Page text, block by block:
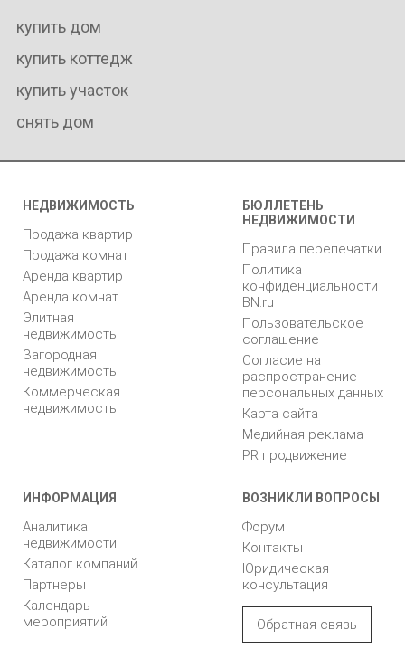
купить дом
купить коттедж
купить участок
снять дом
НЕДВИЖИМОСТЬ
Продажа квартир
Продажа комнат
Аренда квартир
Аренда комнат
Элитная
недвижимость
Загородная
недвижимость
Коммерческая
недвижимость
БЮЛЛЕТЕНЬ
НЕДВИЖИМОСТИ
Правила перепечатки
Политика
конфиденциальности
BN.ru
Пользовательское
соглашение
Согласие на
распространение
персональных данных
Карта сайта
Медийная реклама
PR продвижение
ИНФОРМАЦИЯ
Аналитика
недвижимости
Каталог компаний
Партнеры
Календарь
мероприятий
ВОЗНИКЛИ ВОПРОСЫ
Форум
Контакты
Юридическая
консультация
Обратная связь